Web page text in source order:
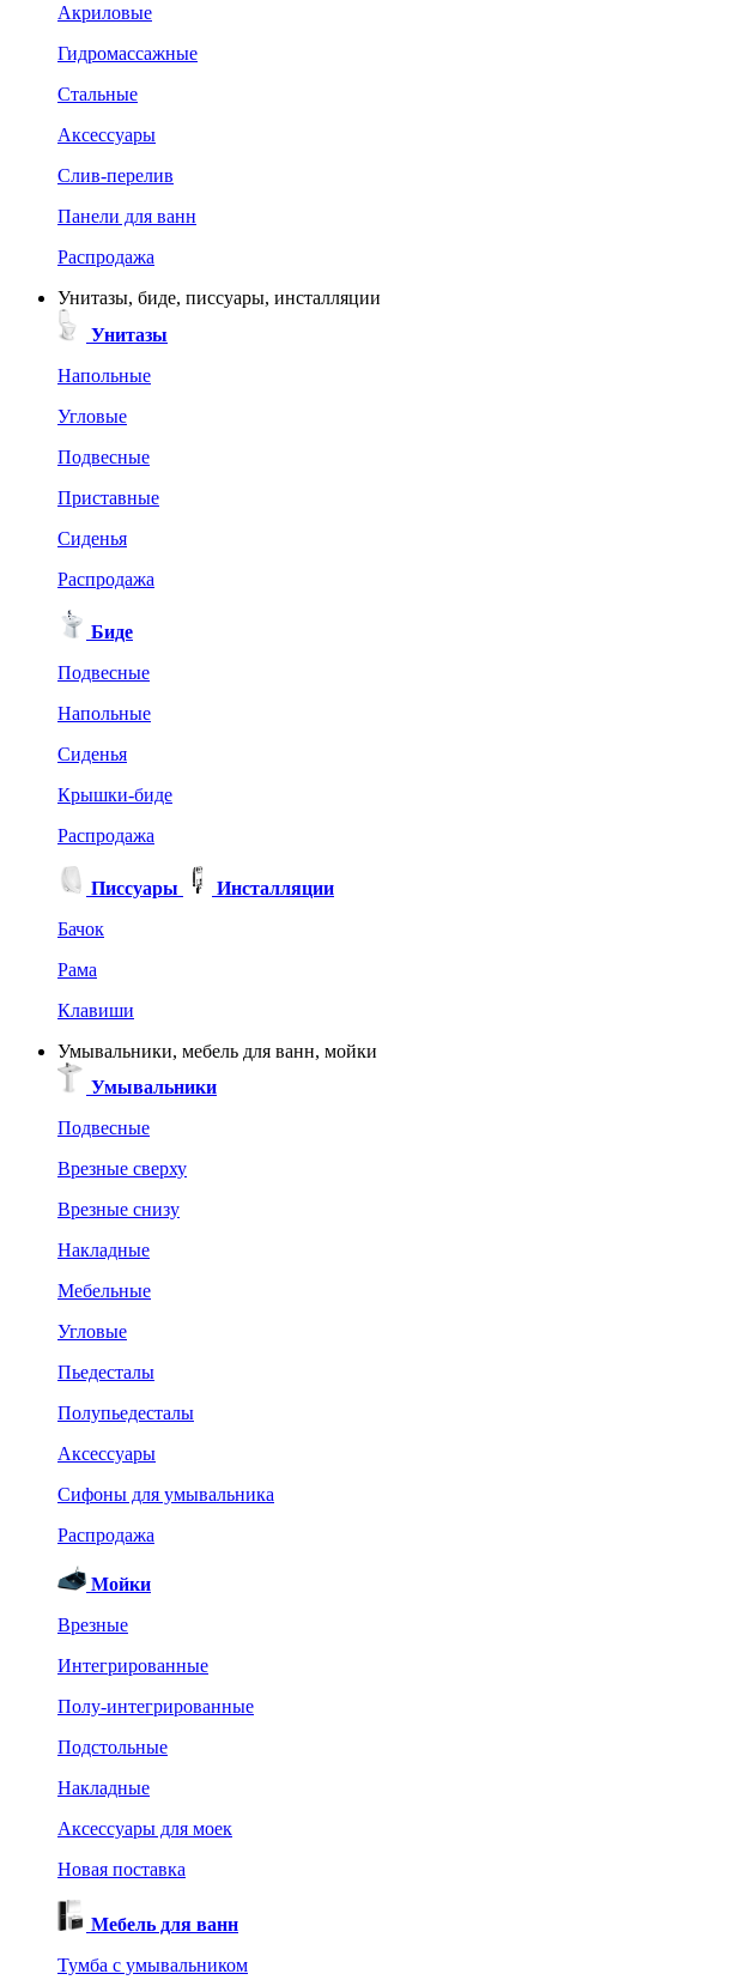
Акриловые
Гидромассажные
Стальные
Аксессуары
Слив-перелив
Панели для ванн
Распродажа
Унитазы, биде, писсуары, инсталляции
Унитазы
Напольные
Угловые
Подвесные
Приставные
Сиденья
Распродажа
Биде
Подвесные
Напольные
Сиденья
Крышки-биде
Распродажа
Писсуары
Инсталляции
Бачок
Рама
Клавиши
Умывальники, мебель для ванн, мойки
Умывальники
Подвесные
Врезные сверху
Врезные снизу
Накладные
Мебельные
Угловые
Пьедесталы
Полупьедесталы
Аксессуары
Сифоны для умывальника
Распродажа
Мойки
Врезные
Интегрированные
Полу-интегрированные
Подстольные
Накладные
Аксессуары для моек
Новая поставка
Мебель для ванн
Тумба с умывальником